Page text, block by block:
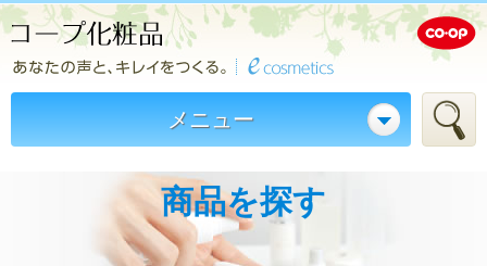
メニュー
商品を探す